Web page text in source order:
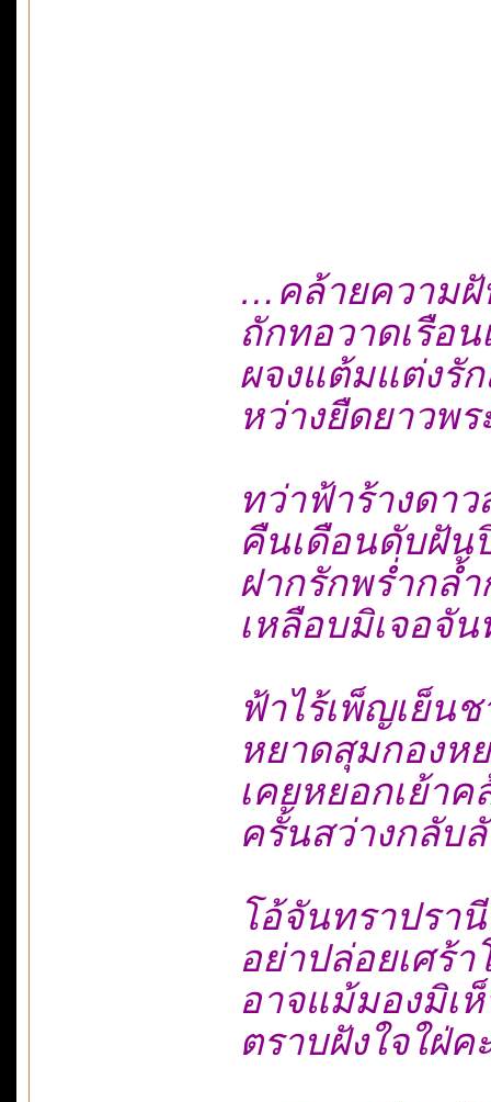
…คล้ายความฝั
ถักทอวาดเรือน
ผจงแต้มแต่งรั
หว่างยืดยาวพ
ทว่าฟ้าร้างดา
คืนเดือนดับฝัน
ฝากรักพร่ำกล้
เหลือบมิเจอจั
ฟ้าไร้เพ็ญเย็น
หยาดสุมกองห
เคยหยอกเย้า
ครั้นสว่างกลับ
โอ้จันทราปรานี
อย่าปล่อยเศร้
อาจแม้มองมิเ
ตราบฝังใจใฝ่ค